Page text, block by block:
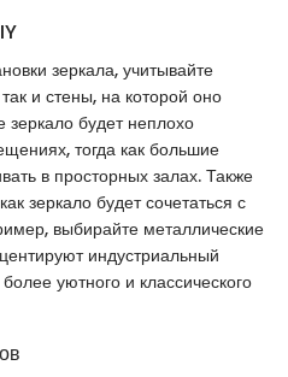
зеркала, учитывайте
и стены, на которой оно
будет неплохо
тогда как большие
в просторных залах. Также
зеркало будет сочетаться с
выбирайте металлические
индустриальный
уютного и классического